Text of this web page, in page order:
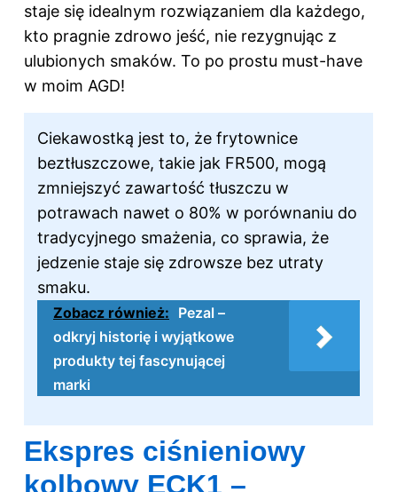
staje się idealnym rozwiązaniem dla każdego,
kto pragnie zdrowo jeść, nie rezygnując z
ulubionych smaków. To po prostu must-have
w moim AGD!
Ciekawostką jest to, że frytownice
beztłuszczowe, takie jak FR500, mogą
zmniejszyć zawartość tłuszczu w
potrawach nawet o 80% w porównaniu do
tradycyjnego smażenia, co sprawia, że
jedzenie staje się zdrowsze bez utraty
smaku.
Zobacz również: Pezal –
odkryj historię i wyjątkowe
produkty tej fascynującej
marki
Ekspres ciśnieniowy
kolbowy ECK1 –